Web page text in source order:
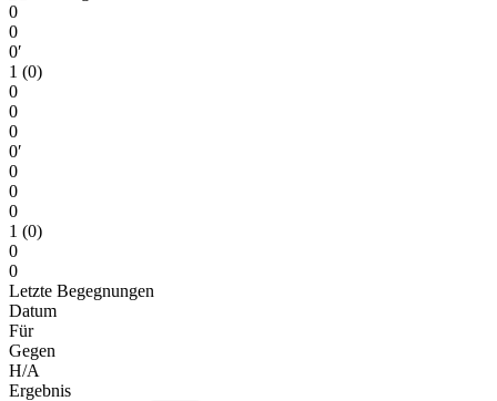
0
0
0′
1 (0)
0
0
0
0′
0
0
0
1 (0)
0
0
Letzte Begegnungen
Datum
Für
Gegen
H/A
Ergebnis